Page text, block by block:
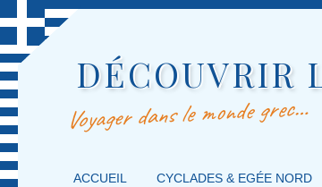
DÉCOUVRIR
Voyager dans le monde grec…
MENU PRINCIPAL
MASQUER LA NAVIGATION PRINCIPALE
MASQUER LA NAVIGATION SECONDAIRE
ACCUEIL CYCLADES & EGÉE NORD